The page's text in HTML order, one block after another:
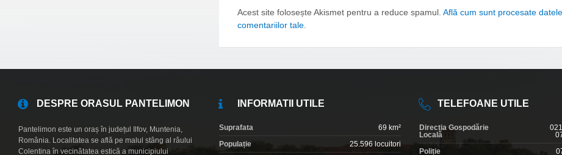
Acest site folosește Akismet pentru a reduce spamul. Află cum sunt procesate datele
comentariilor tale.
DESPRE ORASUL PANTELIMON
Pantelimon este un oraș în județul Ilfov, Muntenia,
România. Localitatea se află pe malul stâng al râului
Colentina în vecinătatea estică a municipiului
INFORMATII UTILE
Suprafata
69 km²
Populație
25.596 locuitori
TELEFOANE UTILE
Direcția Gospodărie
Locală
Poliție